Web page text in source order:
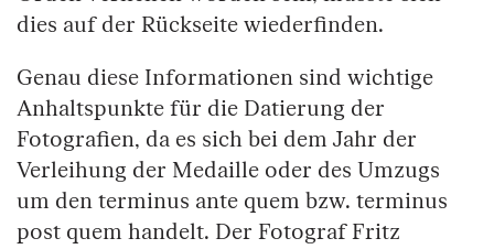
dies auf der Rückseite wiederfinden.
Genau diese Informationen sind wichtige
Anhaltspunkte für die Datierung der
Fotografien, da es sich bei dem Jahr der
Verleihung der Medaille oder des Umzugs
um den terminus ante quem bzw. terminus
post quem handelt. Der Fotograf Fritz